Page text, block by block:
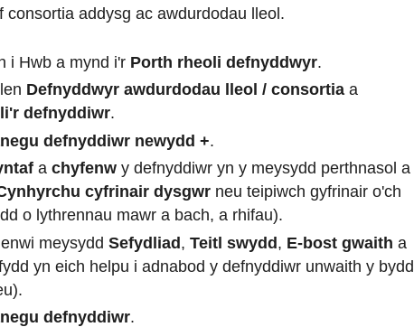
consortia addysg ac awdurdodau lleol.
i Hwb a mynd i'r Porth rheoli defnyddwyr.
Defnyddwyr awdurdodau lleol / consortia a
defnyddiwr.
defnyddiwr newydd +.
a chyfenw y defnyddiwr yn y meysydd perthnasol a
cyfrinair dysgwr neu teipiwch gyfrinair o'ch
o lythrennau mawr a bach, a rhifau).
meysyddSefydliad,Teitl swydd, E-bost gwaith a
yn eich helpu i adnabod y defnyddiwr unwaith y bydd
defnyddiwr.